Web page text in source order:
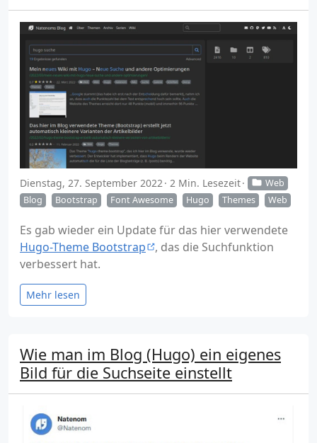
Dienstag, 27. September 2022 2 Min. Lesezeit
Web
Blog
Bootstrap Font Awesome Hugo Themes Web
Es gab wieder ein Update für das hier verwendete
Hugo-Theme Bootstrap
, das die Suchfunktion
verbessert hat.
Mehr lesen
Wie man im Blog (Hugo) ein eigenes
Bild für die Suchseite einstellt